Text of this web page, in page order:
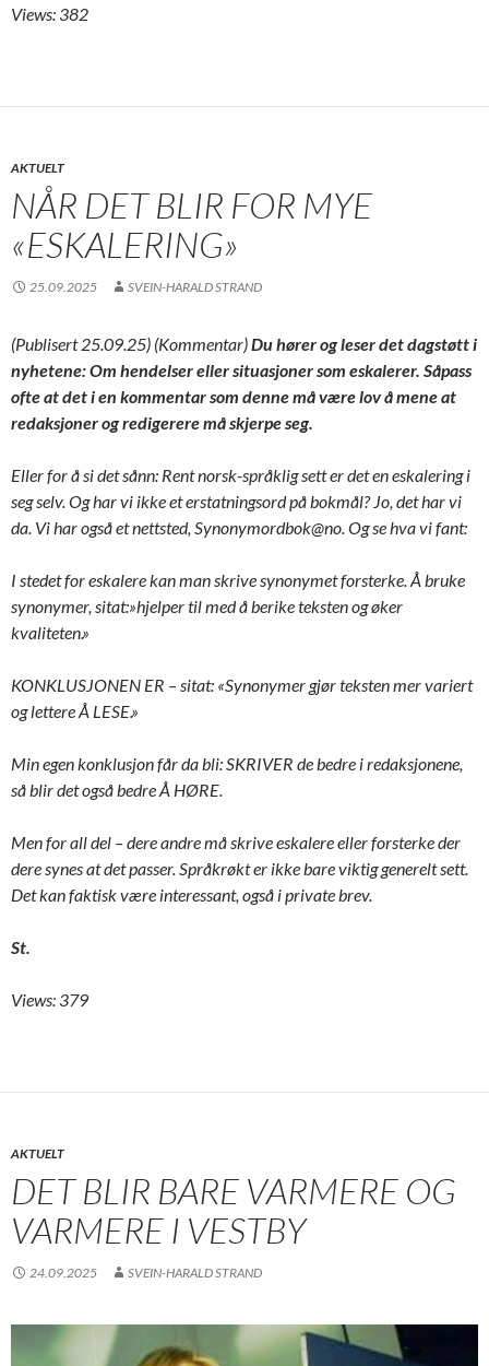
Views: 382
AKTUELT
NÅR DET BLIR FOR MYE
«ESKALERING»
25.09.2025 SVEIN-HARALD STRAND
(Publisert 25.09.25) (Kommentar)Du hører og leser det dagstøtt i
nyhetene: Om hendelser eller situasjoner som eskalerer. Såpass
ofte at det i en kommentar som denne må være lov å mene at
redaksjoner og redigerere må skjerpe seg.
Eller for å si det sånn: Rent norsk-språklig sett er det en eskalering i
seg selv. Og har vi ikke et erstatningsord på bokmål? Jo, det har vi
da. Vi har også et nettsted, Synonymordbok@no. Og se hva vi fant:
I stedet for eskalere kan man skrive synonymet forsterke. Å bruke
synonymer, sitat:»hjelper til med å berike teksten og øker
kvaliteten.»
KONKLUSJONEN ER – sitat: «Synonymer gjør teksten mer variert
og lettere Å LESE.»
Min egen konklusjon får da bli: SKRIVER de bedre i redaksjonene,
så blir det også bedre Å HØRE.
Men for all del – dere andre må skrive eskalere eller forsterke der
dere synes at det passer. Språkrøkt er ikke bare viktig generelt sett.
Det kan faktisk være interessant, også i private brev.
St.
Views: 379
AKTUELT
DET BLIR BARE VARMERE OG
VARMERE I VESTBY
24.09.2025 SVEIN-HARALD STRAND